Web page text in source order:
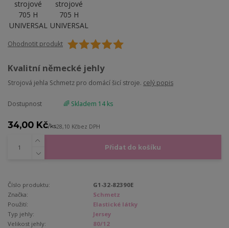
Ohodnotit produkt
Kvalitní německé jehly
Strojová jehla Schmetz pro domácí šicí stroje. celý popis
Dostupnost 🌈 Skladem 14 ks
34,00 Kč/ks28,10 Kčbez DPH
Přidat do košíku
Číslo produktu:
G1-32-82390E
Značka:
Schmetz
Použití:
Elastické látky
Typ jehly:
Jersey
Velikost jehly:
80/12